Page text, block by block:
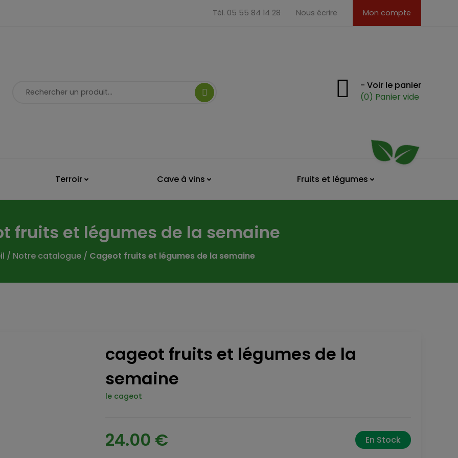
Tél. 05 55 84 14 28 Nous écrire Mon compte
- Voir le panier
(0) Panier vide
Terroir Cave à vins Fruits et légumes
fruits et légumes de la semaine
/ Notre catalogue / Cageot fruits et légumes de la semaine
cageot fruits et légumes de la
semaine
le cageot
24.00 € En Stock